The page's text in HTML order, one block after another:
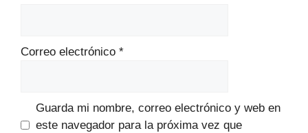
Correo electrónico *
Guarda mi nombre, correo electrónico y web en
este navegador para la próxima vez que